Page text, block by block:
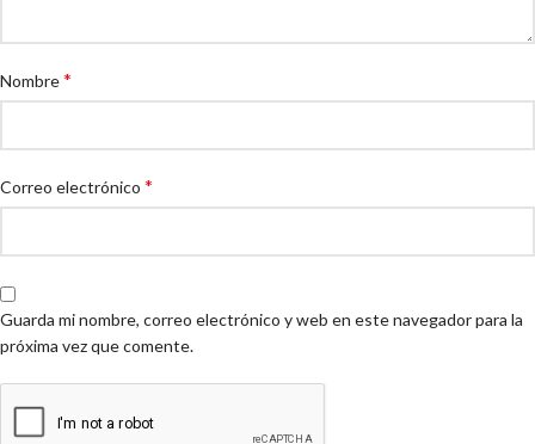
Nombre*
Correo electrónico *
Guarda mi nombre, correo electrónico y web en este navegador para la
próxima vez que comente.